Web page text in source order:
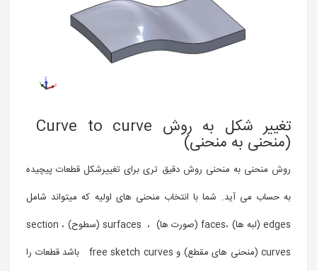
(منحنی به منحنی)
روش منحنی به منحنی روش دقیق تری برای تغییرشکل قطعات پیچیده
به حساب می آید. شما با انتخاب منحنی های اولیه که میتواند شامل
edges (لبه ها) ،faces (صورت ها) ، surfaces (سطوح) ، section
curves (منحنی های مقطع) و free sketch curves باشد قطعات را